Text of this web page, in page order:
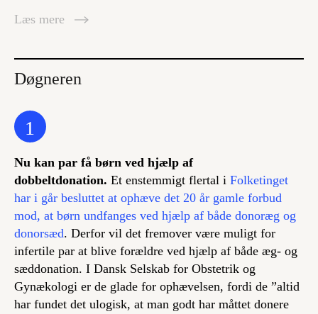
Læs mere
Døgneren
1
Nu kan par få børn ved hjælp af
dobbeltdonation. Et enstemmigt flertal i Folketinget
har i går besluttet at ophæve det 20 år gamle forbud
mod, at børn undfanges ved hjælp af både donoræg og
donorsæd. Derfor vil det fremover være muligt for
infertile par at blive forældre ved hjælp af både æg- og
sæddonation. I Dansk Selskab for Obstetrik og
Gynækologi er de glade for ophævelsen, fordi de ”altid
har fundet det ulogisk, at man godt har måttet donere